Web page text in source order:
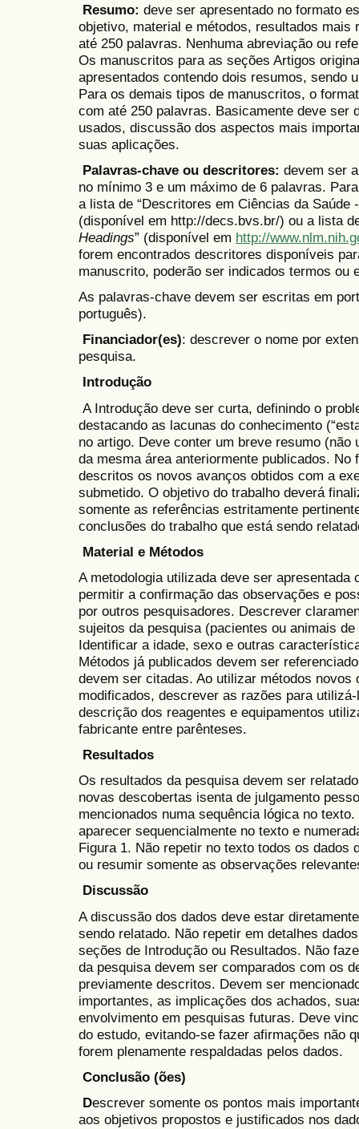
Resumo: deve ser apresentado no formato
objetivo, material e métodos, resultados mais
até 250 palavras. Nenhuma abreviação ou
Os manuscritos para as seções Artigos
apresentados contendo dois resumos, sendo
Para os demais tipos de manuscritos, o
com até 250 palavras. Basicamente deve ser
usados, discussão dos aspectos mais
suas aplicações.
Palavras-chave ou descritores: devem ser
no mínimo 3 e um máximo de 6 palavras.
a lista de “Descritores em Ciências da Saúde
(disponível em http://decs.bvs.br/) ou a lista
Headings” (disponível em http://
forem encontrados descritores disponíveis
manuscrito, poderão ser indicados termos ou
As palavras-chave devem ser escritas em
português).
Financiador(es): descrever o nome por
pesquisa.
Introdução
A Introdução deve ser curta, definindo o
destacando as lacunas do conhecimento
no artigo. Deve conter um breve resumo
da mesma área anteriormente publicados.
descritos os novos avanços obtidos com a
submetido. O objetivo do trabalho deverá
somente as referências estritamente
conclusões do trabalho que está sendo
Material e Métodos
A metodologia utilizada deve ser apresentada
permitir a confirmação das observações e
por outros pesquisadores. Descrever
sujeitos da pesquisa (pacientes ou animais
Identificar a idade, sexo e outras
Métodos já publicados devem ser
devem ser citadas. Ao utilizar métodos novos
modificados, descrever as razões para
descrição dos reagentes e equipamentos
fabricante entre parênteses.
Resultados
Os resultados da pesquisa devem ser
novas descobertas isenta de julgamento
mencionados numa sequência lógica no
aparecer sequencialmente no texto e
Figura 1. Não repetir no texto todos os dados
ou resumir somente as observações
Discussão
A discussão dos dados deve estar
sendo relatado. Não repetir em detalhes
seções de Introdução ou Resultados. Não
da pesquisa devem ser comparados com os
previamente descritos. Devem ser
importantes, as implicações dos achados,
envolvimento em pesquisas futuras. Deve
do estudo, evitando-se fazer afirmações não
forem plenamente respaldadas pelos dados.
Conclusão (ões)
Descrever somente os pontos mais
aos objetivos propostos e justificados nos